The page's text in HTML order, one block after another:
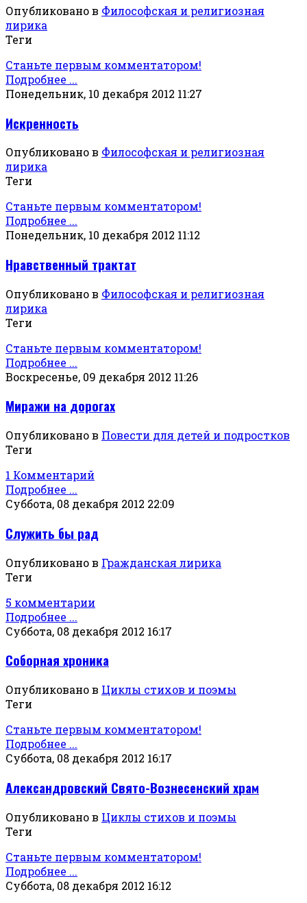
Опубликовано в Философская и религиозная
лирика
Теги
Станьте первым комментатором!
Подробнее ...
Понедельник, 10 декабря 2012 11:27
Искренность
Опубликовано в Философская и религиозная
лирика
Теги
Станьте первым комментатором!
Подробнее ...
Понедельник, 10 декабря 2012 11:12
Нравственный трактат
Опубликовано в Философская и религиозная
лирика
Теги
Станьте первым комментатором!
Подробнее ...
Воскресенье, 09 декабря 2012 11:26
Миражи на дорогах
Опубликовано в Повести для детей и подростков
Теги
1 Комментарий
Подробнее ...
Суббота, 08 декабря 2012 22:09
Служить бы рад
Опубликовано в Гражданская лирика
Теги
5 комментарии
Подробнее ...
Суббота, 08 декабря 2012 16:17
Соборная хроника
Опубликовано в Циклы стихов и поэмы
Теги
Станьте первым комментатором!
Подробнее ...
Суббота, 08 декабря 2012 16:17
Александровский Свято-Вознесенский храм
Опубликовано в Циклы стихов и поэмы
Теги
Станьте первым комментатором!
Подробнее ...
Суббота, 08 декабря 2012 16:12